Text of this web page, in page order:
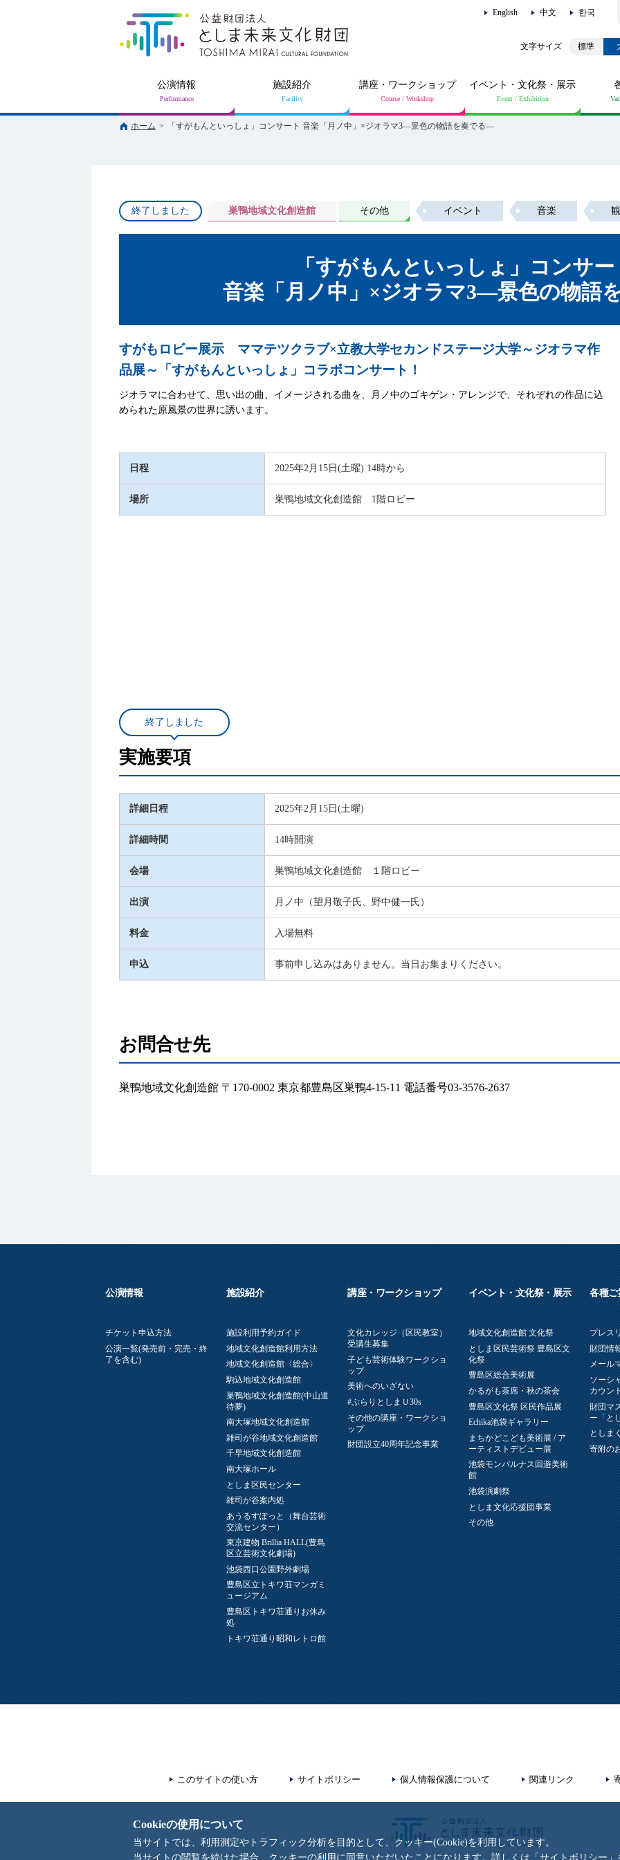
Cookieの使用について
当サイトでは、利用測定やトラフィック分析を目的として、クッキー(Cookie)を利用しています。
当サイトの閲覧を続けた場合、クッキーの利用に同意いただいたことになります。詳しくは「 サイトポリシー
English 中文 한국
標準
公演情報 施設紹介 講座・ワークショップ イベント・文化祭・展示
ホーム > 「すがもんといっしょ」コンサート 音楽「月ノ中」×ジオラマ3―景色の物語を奏でる―
終了しました 巣鴨地域文化創造館 その他 イベント 音楽
「すがもんといっしょ」コンサー
音楽「月ノ中」×ジオラマ3―景色の物語
すがもロビー展示 ママテツクラブ×立教大学セカンドステージ大学～ジオラマ作
品展～「すがもんといっしょ」コラボコンサート！
ジオラマに合わせて、思い出の曲、イメージされる曲を、月ノ中のゴキゲン・アレンジで、それぞれの作品に込
められた原風景の世界に誘います。
日程 2025年2月15日(土曜) 14時から
場所 巣鴨地域文化創造館 1階ロビー
終了しました
実施要項
詳細日程 2025年2月15日(土曜)
詳細時間 14時開演
会場 巣鴨地域文化創造館 １階ロビー
出演 月ノ中（望月敬子氏、野中健一氏）
料金 入場無料
申込 事前申し込みはありません。当日お集まりください。
お問合せ先
巣鴨地域文化創造館 〒170-0002 東京都豊島区巣鴨4-15-11 電話番号03-3576-2637
公演情報
チケット申込方法
公演一覧(発売前・完売・終
了を含む)
施設紹介
施設利用予約ガイド
地域文化創造館利用方法
地域文化創造館〈総合〉
駒込地域文化創造館
巣鴨地域文化創造館(中山道
待夢)
南大塚地域文化創造館
雑司が谷地域文化創造館
千早地域文化創造館
南大塚ホール
としま区民センター
雑司が谷案内処
あうるすぽっと（舞台芸術
交流センター）
東京建物 Brillia HALL(豊島
区立芸術文化劇場)
池袋西口公園野外劇場
豊島区立トキワ荘マンガミ
ュージアム
豊島区トキワ荘通りお休み
処
トキワ荘通り昭和レトロ館
講座・ワークショップ
文化カレッジ（区民教室）
受講生募集
子ども芸術体験ワークショ
ップ
美術へのいざない
#ぷらりとしまＵ30s
その他の講座・ワークショ
ップ
財団設立40周年記念事業
イベント・文化祭・展示
地域文化創造館 文化祭
としま区民芸術祭 豊島区文
化祭
豊島区総合美術展
かるがも茶席・秋の茶会
豊島区文化祭 区民作品展
Echika池袋ギャラリー
まちかどこども美術展 / ア
ーティストデビュー展
池袋モンパルナス回遊美術
館
池袋演劇祭
としま文化応援団事業
その他
各種ご
プレス
財団情
メール
ソーシ
カウン
財団マ
ー「と
としま
寄附の
このサイトの使い方 サイトポリシー 個人情報保護について 関連リンク